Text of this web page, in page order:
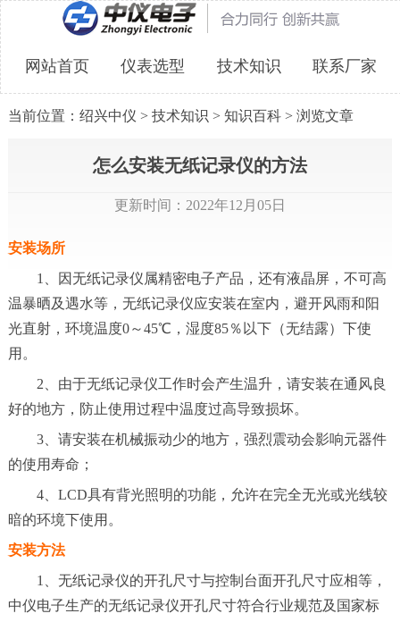
网站首页 仪表选型 技术知识 联系厂家
当前位置： 绍兴中仪 > 技术知识 > 知识百科> 浏览文章
怎么安装无纸记录仪的方法
更新时间：2022年12月05日
安装场所
1、因无纸记录仪属精密电子产品，还有液晶屏，不可高
温暴晒及遇水等，无纸记录仪应安装在室内，避开风雨和阳
光直射，环境温度0～45℃，湿度85％以下（无结露）下使
用。
2、由于无纸记录仪工作时会产生温升，请安装在通风良
好的地方，防止使用过程中温度过高导致损坏。
3、请安装在机械振动少的地方，强烈震动会影响元器件
的使用寿命；
4、LCD具有背光照明的功能，允许在完全无光或光线较
暗的环境下使用。
安装方法
1、无纸记录仪的开孔尺寸与控制台面开孔尺寸应相等，
中仪电子生产的无纸记录仪开孔尺寸符合行业规范及国家标